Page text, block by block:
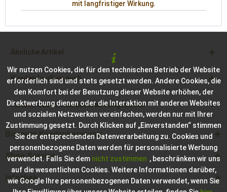
mit langfristiger Wirkung.
Ähnliche Artikel
Kunden kauften auch
Kunden haben sich ebenfalls angesehen
Bioraum Kundenberatung
Shop Service
Infothek
Wir nutzen Cookies, die für den technischen Betrieb der Website
erforderlich sind und stets gesetzt werden. Andere Cookies, die
den Komfort bei der Benutzung dieser Website erhöhen, der
Direktwerbung dienen oder die Interaktion mit anderen Websites
und sozialen Netzwerken vereinfachen, werden nur mit Ihrer
Zustimmung gesetzt. Durch Klicken auf „Einverstanden“ stimmen
Sie der entsprechenden Datenverarbeitung zu. Cookies und
personenbezogene Daten werden für personalisierte Werbung
verwendet. Falls Sie dem nicht zustimmen , beschränken wir uns
auf die wesentlichen Cookies. Weitere Informationen darüber,
wie Google Ihre personenbezogenen Daten verwendet, wenn Sie